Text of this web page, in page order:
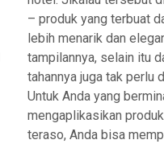
– produk yang terbuat
lebih menarik dan
tampilannya, selain itu
tahannya juga tak perlu
Untuk Anda yang
mengaplikasikan
teraso, Anda bisa